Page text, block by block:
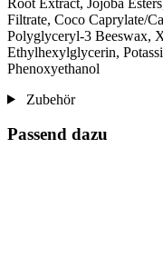
Filtrate, Coco Caprylate/
Polyglyceryl-3 Beeswax,
Ethylhexylglycerin,
Phenoxyethanol
Zubehör
Passend dazu